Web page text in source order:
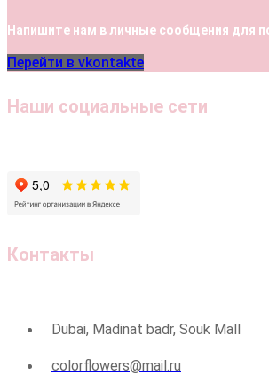
Напишите нам в личные сообщения для
Перейти в vkontakte
Наши социальные сети
Контакты
Dubai, Madinat badr, Souk Mall
colorflowers@mail.ru